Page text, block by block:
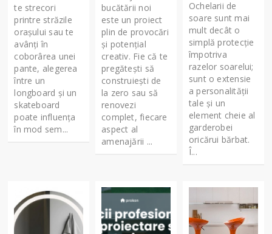
te strecori
printre străzile
orașului sau te
avânți în
coborârea unei
pante, alegerea
între un
longboard și un
skateboard
poate influența
în mod sem...
bucătării noi
este un proiect
plin de provocări
și potențial
creativ. Fie că te
pregătești să
construiești de
la zero sau să
renovezi
complet, fiecare
aspect al
amenajării ...
Ochelarii de
soare sunt mai
mult decât o
simplă protecție
împotriva
razelor soarelui;
sunt o extensie
a personalității
tale și un
element cheie al
garderobei
oricărui bărbat.
Î...